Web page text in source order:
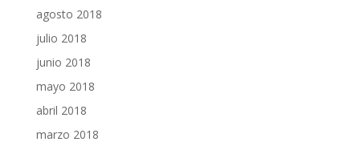
agosto 2018
julio 2018
junio 2018
mayo 2018
abril 2018
marzo 2018